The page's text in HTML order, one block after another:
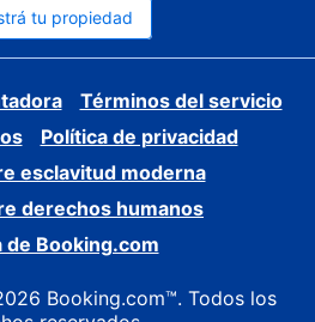
tu propiedad
Términos del servicio
Política de privacidad
esclavitud moderna
derechos humanos
de Booking.com
Booking.com™. Todos los